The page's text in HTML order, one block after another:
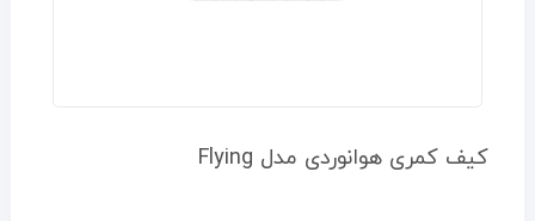
کیف کمری هوانوردی مدل Flying